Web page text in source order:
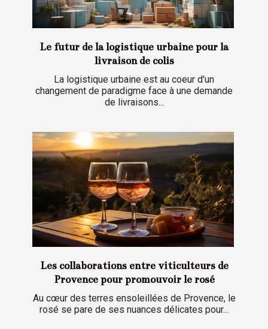
Le futur de la logistique urbaine pour la
livraison de colis
La logistique urbaine est au coeur d'un
changement de paradigme face à une demande
de livraisons...
Les collaborations entre viticulteurs de
Provence pour promouvoir le rosé
Au cœur des terres ensoleillées de Provence, le
rosé se pare de ses nuances délicates pour...